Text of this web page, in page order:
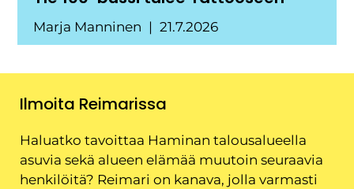
Marja Manninen 21.7.2026
Ilmoita Reimarissa
Haluatko tavoittaa Haminan talousalueella
asuvia sekä alueen elämää muutoin seuraavia
henkilöitä? Reimari on kanava, jolla varmasti